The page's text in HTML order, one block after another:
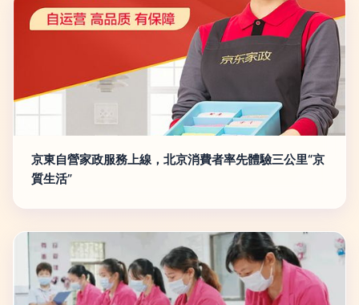
京東自營家政服務上線，北京消費者率先體驗三公里“京
質生活”